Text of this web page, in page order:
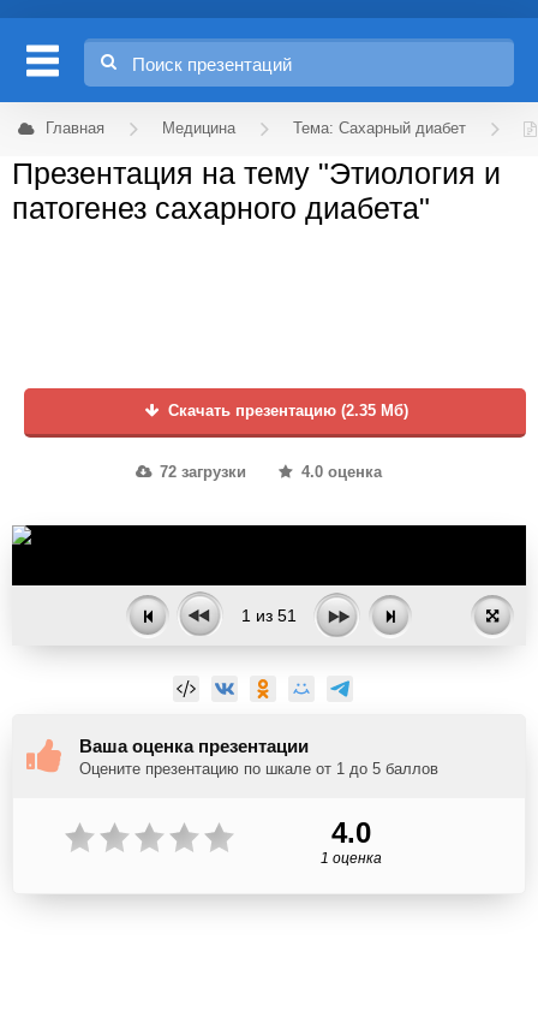
Главная Медицина Тема: Сахарный диабет
Презентация на тему "Этиология и
патогенез сахарного диабета"
Скачать презентацию (2.35 Мб)
72 загрузки 4.0 оценка
1 из 51
Ваша оценка презентации
Оцените презентацию по шкале от 1 до 5 баллов
4.0
1 оценка